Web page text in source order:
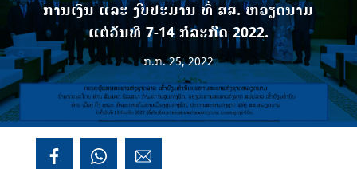
ການເງິນ ແລະ ງົບປະມານ ທີ່ ສສ. ຫວຽດນາມ
ແຕ່ວັນທີ 7-14 ກໍລະກົດ 2022.
ກ.ກ. 25, 2022